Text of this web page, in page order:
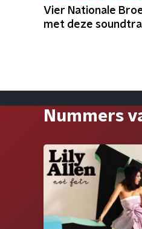
Vier Nationale
met deze
Nummers